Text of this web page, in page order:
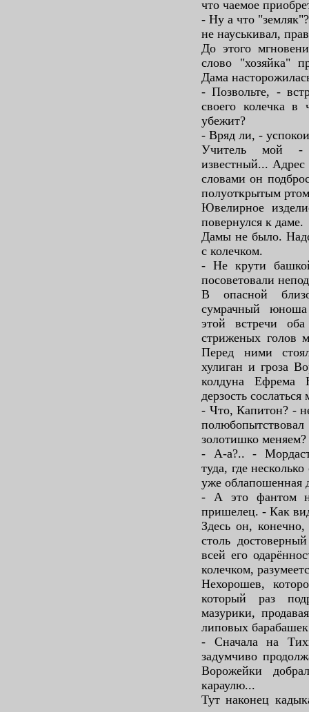
что чаемое
- Ну а что
не науськивал,
До этого
слово "хозяйка"
Дама
- Позвольте, -
своего колечка
убежит?
- Вряд ли, -
Учитель мой -
известный...
словами он
полуоткрытым
Ювелирное
повернулся к даме.
Дамы не было.
с колечком.
- Не крути
посоветовали
В опасной
сумрачный юноша
этой встречи
стриженых голов
Перед ними
хулиган и гроза
колдуна Ефрема
дерзость
- Что, Капитон? -
золотишко меняем?
- А-а?.. -
туда, где
уже облапошенная
- А это фантом
пришелец. - Как
Здесь он,
столь
всей его
колечком,
Нехорошев,
который раз
мазурики,
липовых
- Сначала на
задумчиво
Ворожейки
караулю...
Тут наконец